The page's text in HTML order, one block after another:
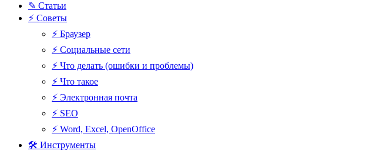
✎ Статьи
⚡ Советы
⚡ Браузер
⚡ Социальные сети
⚡ Что делать (ошибки и проблемы)
⚡ Что такое
⚡ Электронная почта
⚡ SEO
⚡ Word, Excel, OpenOffice
🛠 Инструменты